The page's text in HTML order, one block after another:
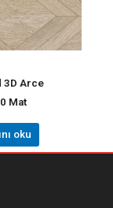
3D Arce
Mat
oku